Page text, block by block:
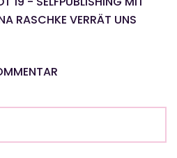
RASCHKE VERRÄT UNS